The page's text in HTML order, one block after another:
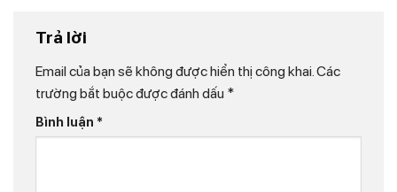
Trả lời
Email của bạn sẽ không được hiển thị công khai. Các
trường bắt buộc được đánh dấu *
Bình luận *